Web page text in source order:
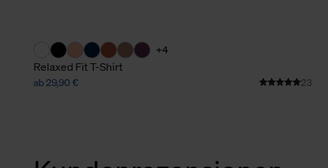
+4
Relaxed Fit T-Shirt
ab 29,90 € 23